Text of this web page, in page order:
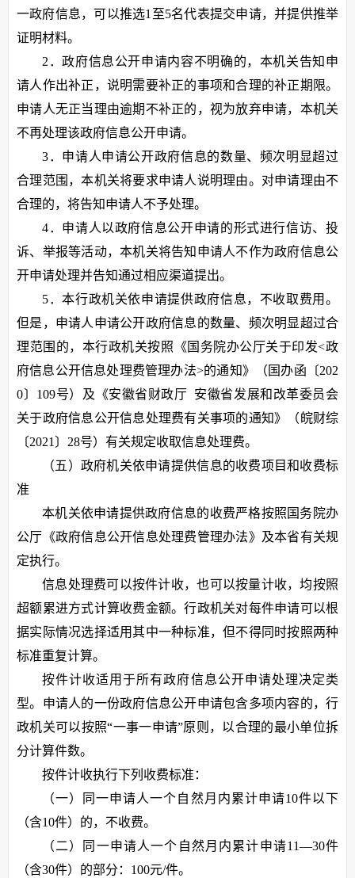
一政府信息，可以推选1至5名代表提交申请，并提供推举
证明材料。
2．政府信息公开申请内容不明确的，本机关告知申
请人作出补正，说明需要补正的事项和合理的补正期限。
申请人无正当理由逾期不补正的，视为放弃申请，本机关
不再处理该政府信息公开申请。
3．申请人申请公开政府信息的数量、频次明显超过
合理范围，本机关将要求申请人说明理由。对申请理由不
合理的，将告知申请人不予处理。
4．申请人以政府信息公开申请的形式进行信访、投
诉、举报等活动，本机关将告知申请人不作为政府信息公
开申请处理并告知通过相应渠道提出。
5．本行政机关依申请提供政府信息，不收取费用。
但是，申请人申请公开政府信息的数量、频次明显超过合
理范围的，本行政机关按照《国务院办公厅关于印发<政
府信息公开信息处理费管理办法>的通知》（国办函〔202
0〕109号）及《安徽省财政厅 安徽省发展和改革委员会
关于政府信息公开信息处理费有关事项的通知》（皖财综
〔2021〕28号）有关规定收取信息处理费。
（五）政府机关依申请提供信息的收费项目和收费标
准
本机关依申请提供政府信息的收费严格按照国务院办
公厅《政府信息公开信息处理费管理办法》及本省有关规
定执行。
信息处理费可以按件计收，也可以按量计收，均按照
超额累进方式计算收费金额。行政机关对每件申请可以根
据实际情况选择适用其中一种标准，但不得同时按照两种
标准重复计算。
按件计收适用于所有政府信息公开申请处理决定类
型。申请人的一份政府信息公开申请包含多项内容的，行
政机关可以按照“一事一申请”原则，以合理的最小单位拆
分计算件数。
按件计收执行下列收费标准：
（一）同一申请人一个自然月内累计申请10件以下
（含10件）的，不收费。
（二）同一申请人一个自然月内累计申请11—30件
（含30件）的部分：100元/件。